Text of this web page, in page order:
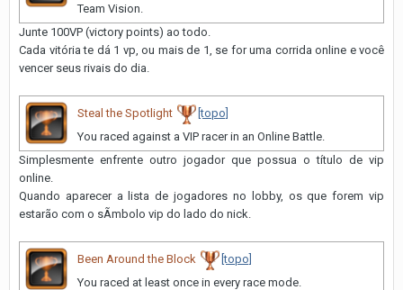
Team Vision.
Junte 100VP (victory points) ao todo.
Cada vitória te dá 1 vp, ou mais de 1, se for uma corrida online e você
vencer seus rivais do dia.
Steal the Spotlight
[topo]
You raced against a VIP racer in an Online Battle.
Simplesmente enfrente outro jogador que possua o título de vip
online.
Quando aparecer a lista de jogadores no lobby, os que forem vip
estarão com o sÃ­mbolo vip do lado do nick.
Been Around the Block
[topo]
You raced at least once in every race mode.